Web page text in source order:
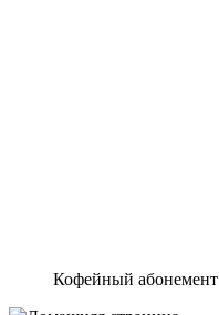
Кофейный абонемент